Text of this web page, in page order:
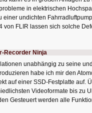
in elektrischen
einer undichten
von FLIR lassen sich solche
Recorder Ninja
unabhängig zu seine
habe ich mir den
auf einer SSD-Festplatte auf.
Videoformate bis zu
Gesteuert werden alle